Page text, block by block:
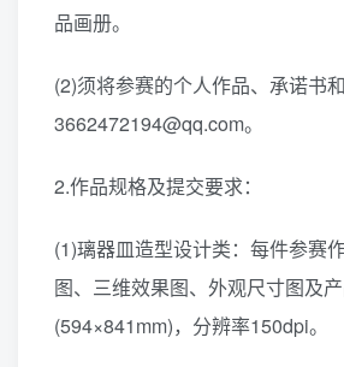
品画册。
(2)须将参赛的个人作品、承诺书
3662472194@qq.com。
2.作品规格及提交要求：
(1)璃器皿造型设计类：每件参赛
图、三维效果图、外观尺寸图及
(594×841mm)，分辨率150dpi。